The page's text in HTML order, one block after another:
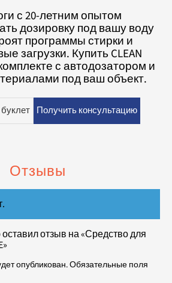
с 20-летним опытом
дозировку под вашу воду
программы стирки и
загрузки. Купить CLEAN
с автодозатором и
под ваш объект.
Получить консультацию
Отзывы
отзыв на «Средство для
опубликован.Обязательные поля